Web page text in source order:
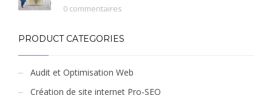
0 commentaires
PRODUCT CATEGORIES
Audit et Optimisation Web
Création de site internet Pro-SEO